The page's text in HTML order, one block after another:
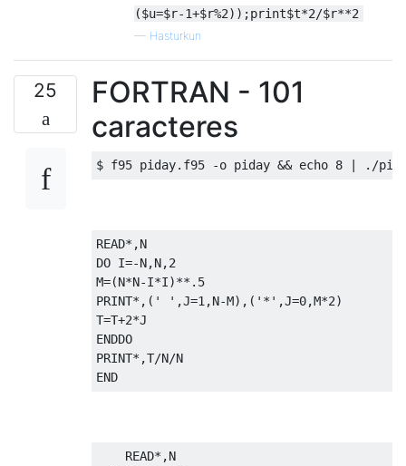
($u=$r-1+$r%2));print$t*2/$r**2
— Hasturkun
25
FORTRAN - 101
caracteres
READ*,N
DO I=-N,N,2
M=(N*N-I*I)**.5
PRINT*,(' ',J=1,N-M),('*',J=0,M*2)
T=T+2*J
ENDDO
PRINT*,T/N/N
    READ*,N